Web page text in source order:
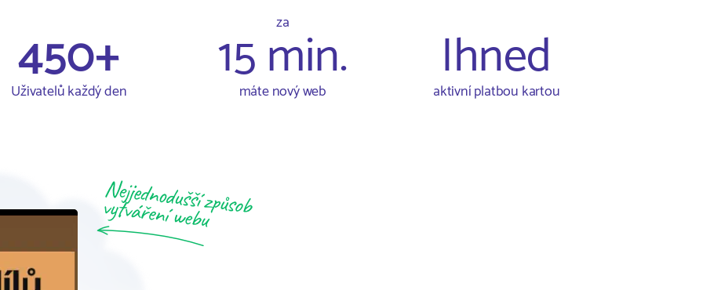
450+
Uživatelů každý den
za
15 min.
máte nový web Ihned
aktivní platbou kartou